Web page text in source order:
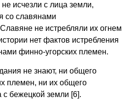
исчезли с лица земли,
со славянами
не истребляли их огнем
нет фактов истребления
финно-угорских племен.
не знают, ни общего
племен, ни их общего
с бежецкой земли [6].